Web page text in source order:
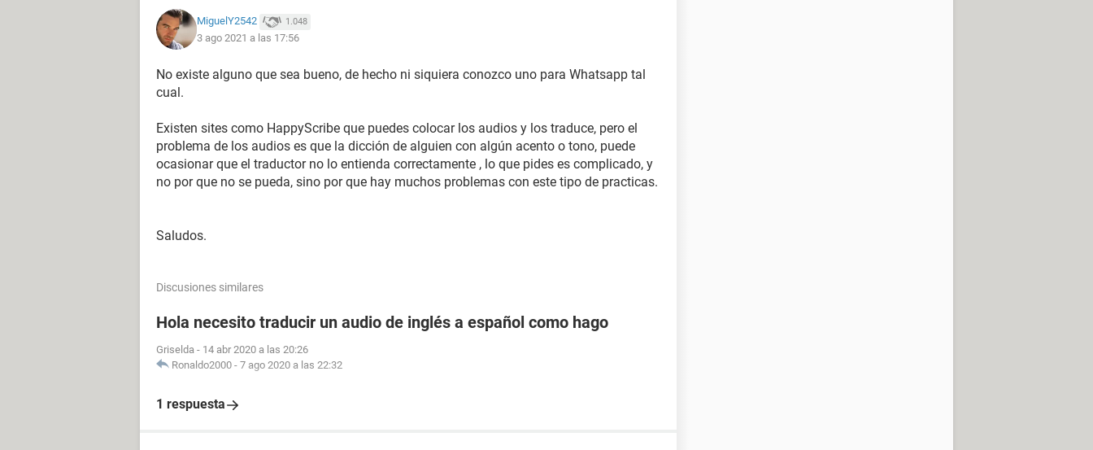
MiguelY2542 1.048
3 ago 2021 a las 17:56
No existe alguno que sea bueno, de hecho ni siquiera conozco uno para Whatsapp tal
cual.
Existen sites como HappyScribe que puedes colocar los audios y los traduce, pero el
problema de los audios es que la dicción de alguien con algún acento o tono, puede
ocasionar que el traductor no lo entienda correctamente , lo que pides es complicado, y
no por que no se pueda, sino por que hay muchos problemas con este tipo de practicas.
Saludos.
Discusiones similares
Hola necesito traducir un audio de inglés a español como hago
Griselda - 14 abr 2020 a las 20:26
Ronaldo2000 - 7 ago 2020 a las 22:32
1 respuesta